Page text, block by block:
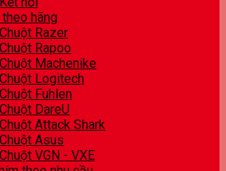
hãng
Chuột Razer
Chuột Rapoo
Chuột Machenike
Chuột Logitech
Chuột Fuhlen
Chuột DareU
Chuột Attack Shark
Chuột Asus
Chuột VGN - VXE